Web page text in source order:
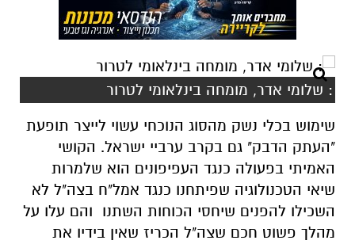
: שלומי אדר, מומחה בינלאומי לטרור
שימוש בכלי נשק מהסוג הנוכחי עשוי לייצר תופעת
"העתק הדבק" גם בקרב ערביי ישראל. הקושי
האמיתי בפעולה כנגד העפיפונים הוא שלמרות
שיאי הטכנולוגיה שפיתחנו כנגד אמל"ח בצה"ל לא
השכילו להפנים שיחסי הכוחות השתנו והם עלו על
מהלך פשוט חכם שצה"ל הכריז שאין בידיו את